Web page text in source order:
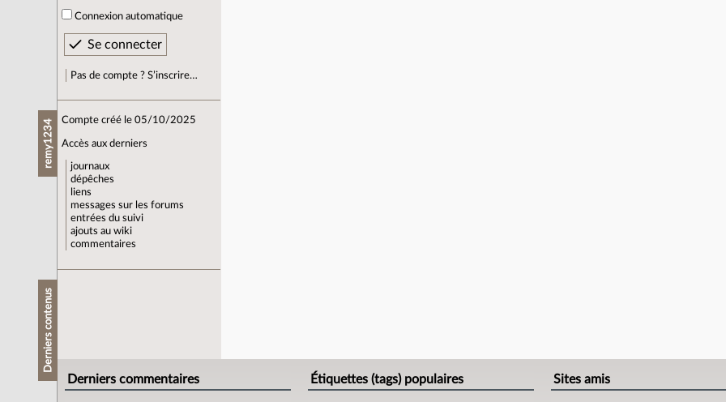
Connexion automatique
Pas de compte ? S’inscrire…
remy1234 Compte créé le 05/10/2025
Accès aux derniers
journaux
dépêches
liens
messages sur les forums
entrées du suivi
ajouts au wiki
commentaires
Derniers contenus
Derniers commentaires Étiquettes (tags) populaires Sites amis